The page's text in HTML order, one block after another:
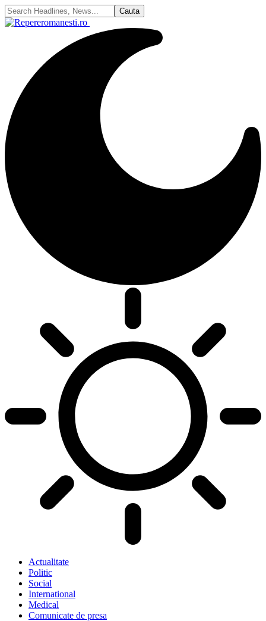
Actualitate
Politic
Social
International
Medical
Comunicate de presa